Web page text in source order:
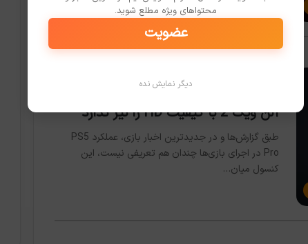
پلی استیشن 5 پرو حتی توان اجرای بازی
آلن ویک 2 با کیفیت HD را نیز ندارد
طبق گزارش‌ها و در جدیدترین اخبار بازی، عملکرد PS5
Pro در اجرای بازی‌ها چندان هم تعریفی نیست، این
کنسول میان…
محتواهای ویژه مطلع شوید.
عضویت
دیگر نمایش نده